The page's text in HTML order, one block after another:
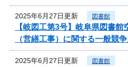
2025年6月27日更新 図書館
【岐図工第3号】岐阜県図書
（営繕工事）に関する一般競
2025年6月27日更新 図書館